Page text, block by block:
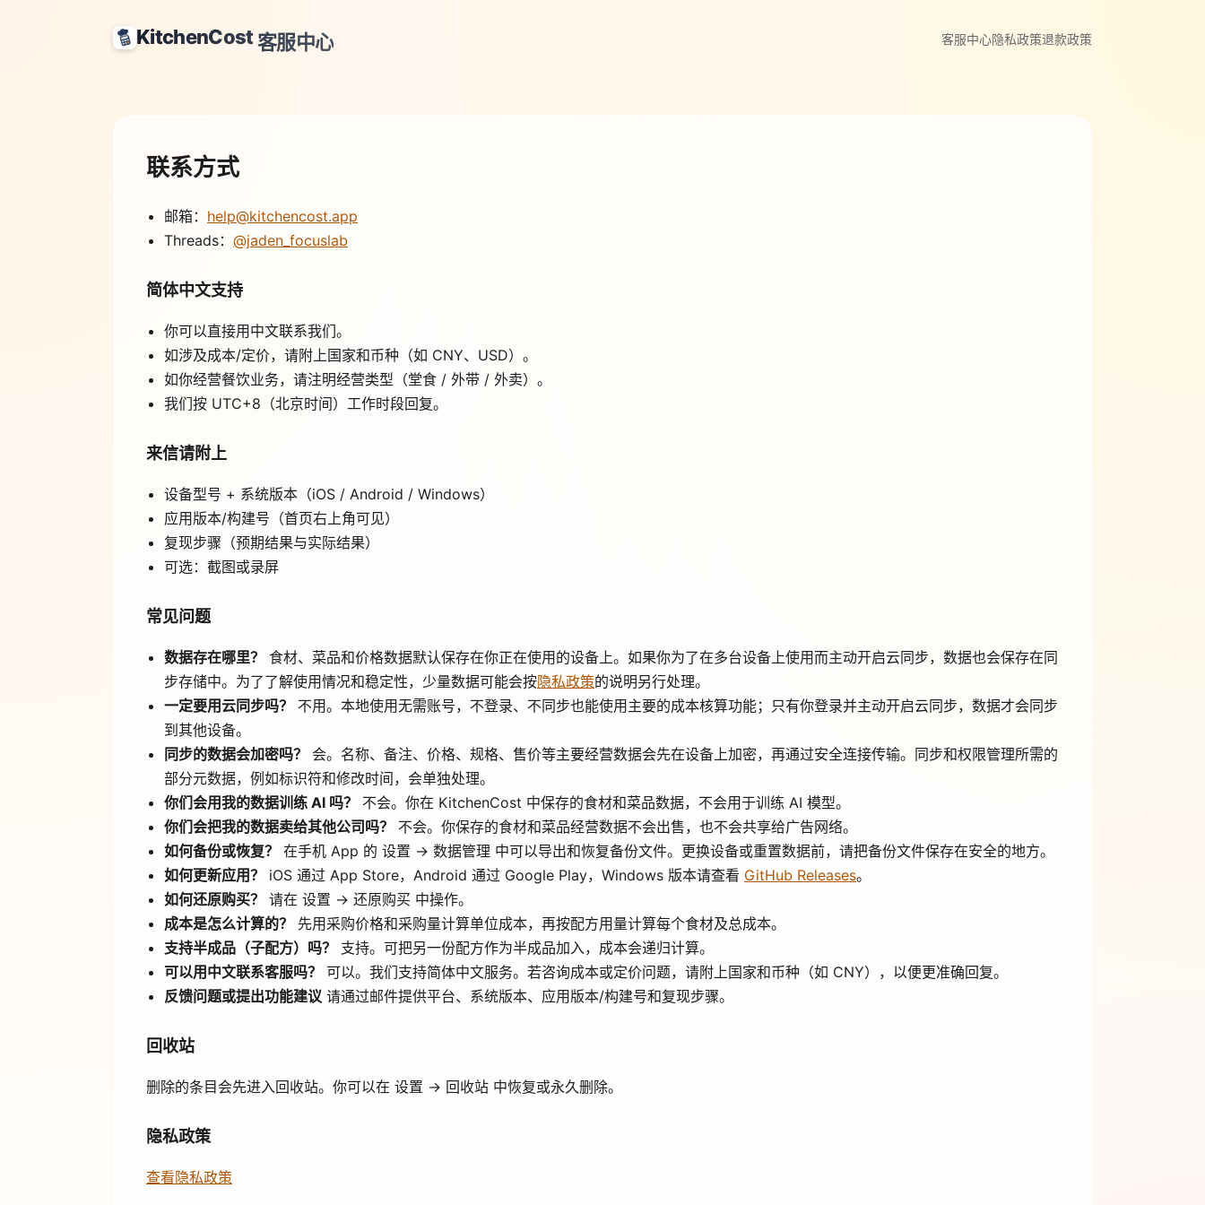
KitchenCost客服中心 客服中心隐私政策退款政策
联系方式
邮箱： help@kitchencost.app
Threads： @jaden_focuslab
简体中文支持
你可以直接用中文联系我们。
如涉及成本/定价，请附上国家和币种（如 CNY、USD）。
如你经营餐饮业务，请注明经营类型（堂食 / 外带 / 外卖）。
我们按 UTC+8（北京时间）工作时段回复。
来信请附上
设备型号 + 系统版本（iOS / Android / Windows）
应用版本/构建号（首页右上角可见）
复现步骤（预期结果与实际结果）
可选：截图或录屏
常见问题
数据存在哪里？
食材、菜品和价格数据默认保存在你正在使用的设备上。如果你为了在多台设备上使用而主动开启云同步，数据也会保存在同
步存储中。为了了解使用情况和稳定性，少量数据可能会按隐私政策的说明另行处理。
一定要用云同步吗？
不用。本地使用无需账号，不登录、不同步也能使用主要的成本核算功能；只有你登录并主动开启云同步，数据才会同步
到其他设备。
同步的数据会加密吗？
会。名称、备注、价格、规格、售价等主要经营数据会先在设备上加密，再通过安全连接传输。同步和权限管理所需的
部分元数据，例如标识符和修改时间，会单独处理。
你们会用我的数据训练 AI 吗？
不会。你在 KitchenCost 中保存的食材和菜品数据，不会用于训练 AI 模型。
你们会把我的数据卖给其他公司吗？
不会。你保存的食材和菜品经营数据不会出售，也不会共享给广告网络。
如何备份或恢复？
在手机 App 的 设置 → 数据管理 中可以导出和恢复备份文件。更换设备或重置数据前，请把备份文件保存在安全的地方。
如何更新应用？
iOS 通过 App Store，Android 通过 Google Play，Windows 版本请查看 GitHub Releases。
如何还原购买？
请在 设置 → 还原购买 中操作。
成本是怎么计算的？
先用采购价格和采购量计算单位成本，再按配方用量计算每个食材及总成本。
支持半成品（子配方）吗？
支持。可把另一份配方作为半成品加入，成本会递归计算。
可以用中文联系客服吗？
可以。我们支持简体中文服务。若咨询成本或定价问题，请附上国家和币种（如 CNY），以便更准确回复。
反馈问题或提出功能建议 请通过邮件提供平台、系统版本、应用版本/构建号和复现步骤。
回收站
删除的条目会先进入回收站。你可以在 设置 → 回收站 中恢复或永久删除。
隐私政策
查看隐私政策